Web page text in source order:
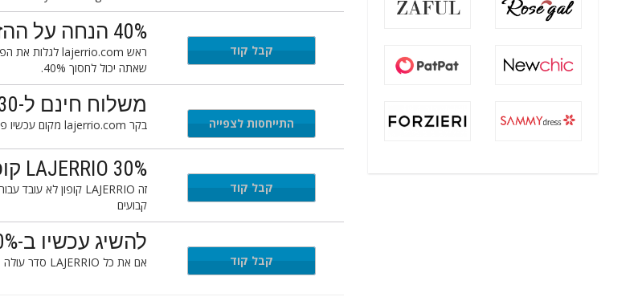
40% הנחה על ההזמנה שלך עם lajerrio פרומו קוד
שאתה יכול לחסוך 40%.
קבל קוד
משלוח חינם ל-30 יום החזר על lajerrio.com
בקר lajerrio.com מקום עכשיו פקודה.תסתכל באתר ולגלות את כל הצעות זמינים.לא lajerrio פרומו הקוד הדרוש. התייחסות לצפייה
30% LAJERRIO קופון הנחה קבוע מחירים
קבועים
קבל קוד
להשיג עכשיו ב-40% הנחה עם זה קידום מכירות קופון
אם את כל LAJERRIO סדר עולה $179 ערך, פשוט להשתמש בקוד פרומו עבור תוספת של 40% הנחה קבל קוד